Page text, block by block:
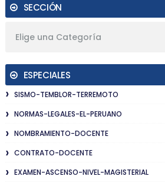
SECCIÓN
Elige una Categoría
ESPECIALES
SISMO-TEMBLOR-TERREMOTO
NORMAS-LEGALES-EL-PERUANO
NOMBRAMIENTO-DOCENTE
CONTRATO-DOCENTE
EXAMEN-ASCENSO-NIVEL-MAGISTERIAL